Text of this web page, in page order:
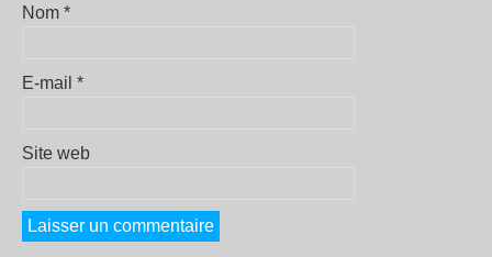
Nom *
E-mail *
Site web